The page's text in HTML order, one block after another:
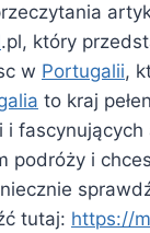
.pl, który
w Portugalii,
to kraj
i
podróży i
tutaj: https://